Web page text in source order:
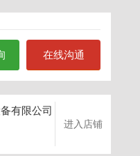
在线沟通
有限公司
进入店铺